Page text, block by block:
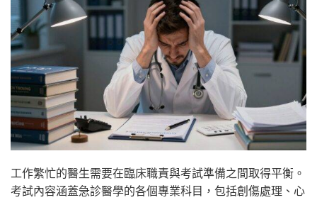
工作繁忙的醫生需要在臨床職責與考試準備之間取得平衡。
考試內容涵蓋急診醫學的各個專業科目，包括創傷處理、心